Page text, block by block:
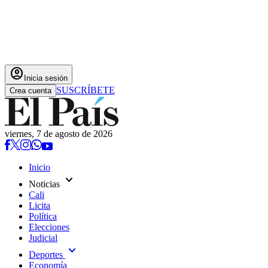
account_circle Inicia sesión
Crea cuenta SUSCRÍBETE
viernes, 7 de agosto de 2026
Inicio
Noticias expand_more
Cali
Licita
Política
Elecciones
Judicial
Deportes expand_more
Economía